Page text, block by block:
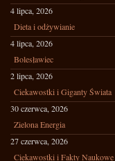
4 lipca, 2026
Dieta i odżywianie
4 lipca, 2026
Bolesławiec
2 lipca, 2026
Ciekawostki i Giganty Świata
30 czerwca, 2026
Zielona Energia
27 czerwca, 2026
Ciekawostki i Fakty Naukowe